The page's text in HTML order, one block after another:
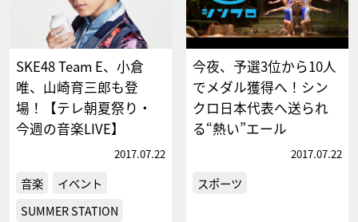
SKE48 Team E、小倉
唯、山崎育三郎も登
場！【テレ朝夏祭り・
今週の音楽LIVE】
2017.07.22
音楽
イベント
SUMMER STATION
今夜、予選3位から10人
でメダル獲得へ！シン
クロ日本代表へ送られ
る“熱い”エール
2017.07.22
スポーツ